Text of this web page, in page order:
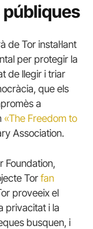
públiques
de Tor instal·lant
per protegir la
de llegir i triar
que els
a
«The Freedom to
Association.
Foundation,
Torfan
proveeix el
privacitat i la
busquen, i